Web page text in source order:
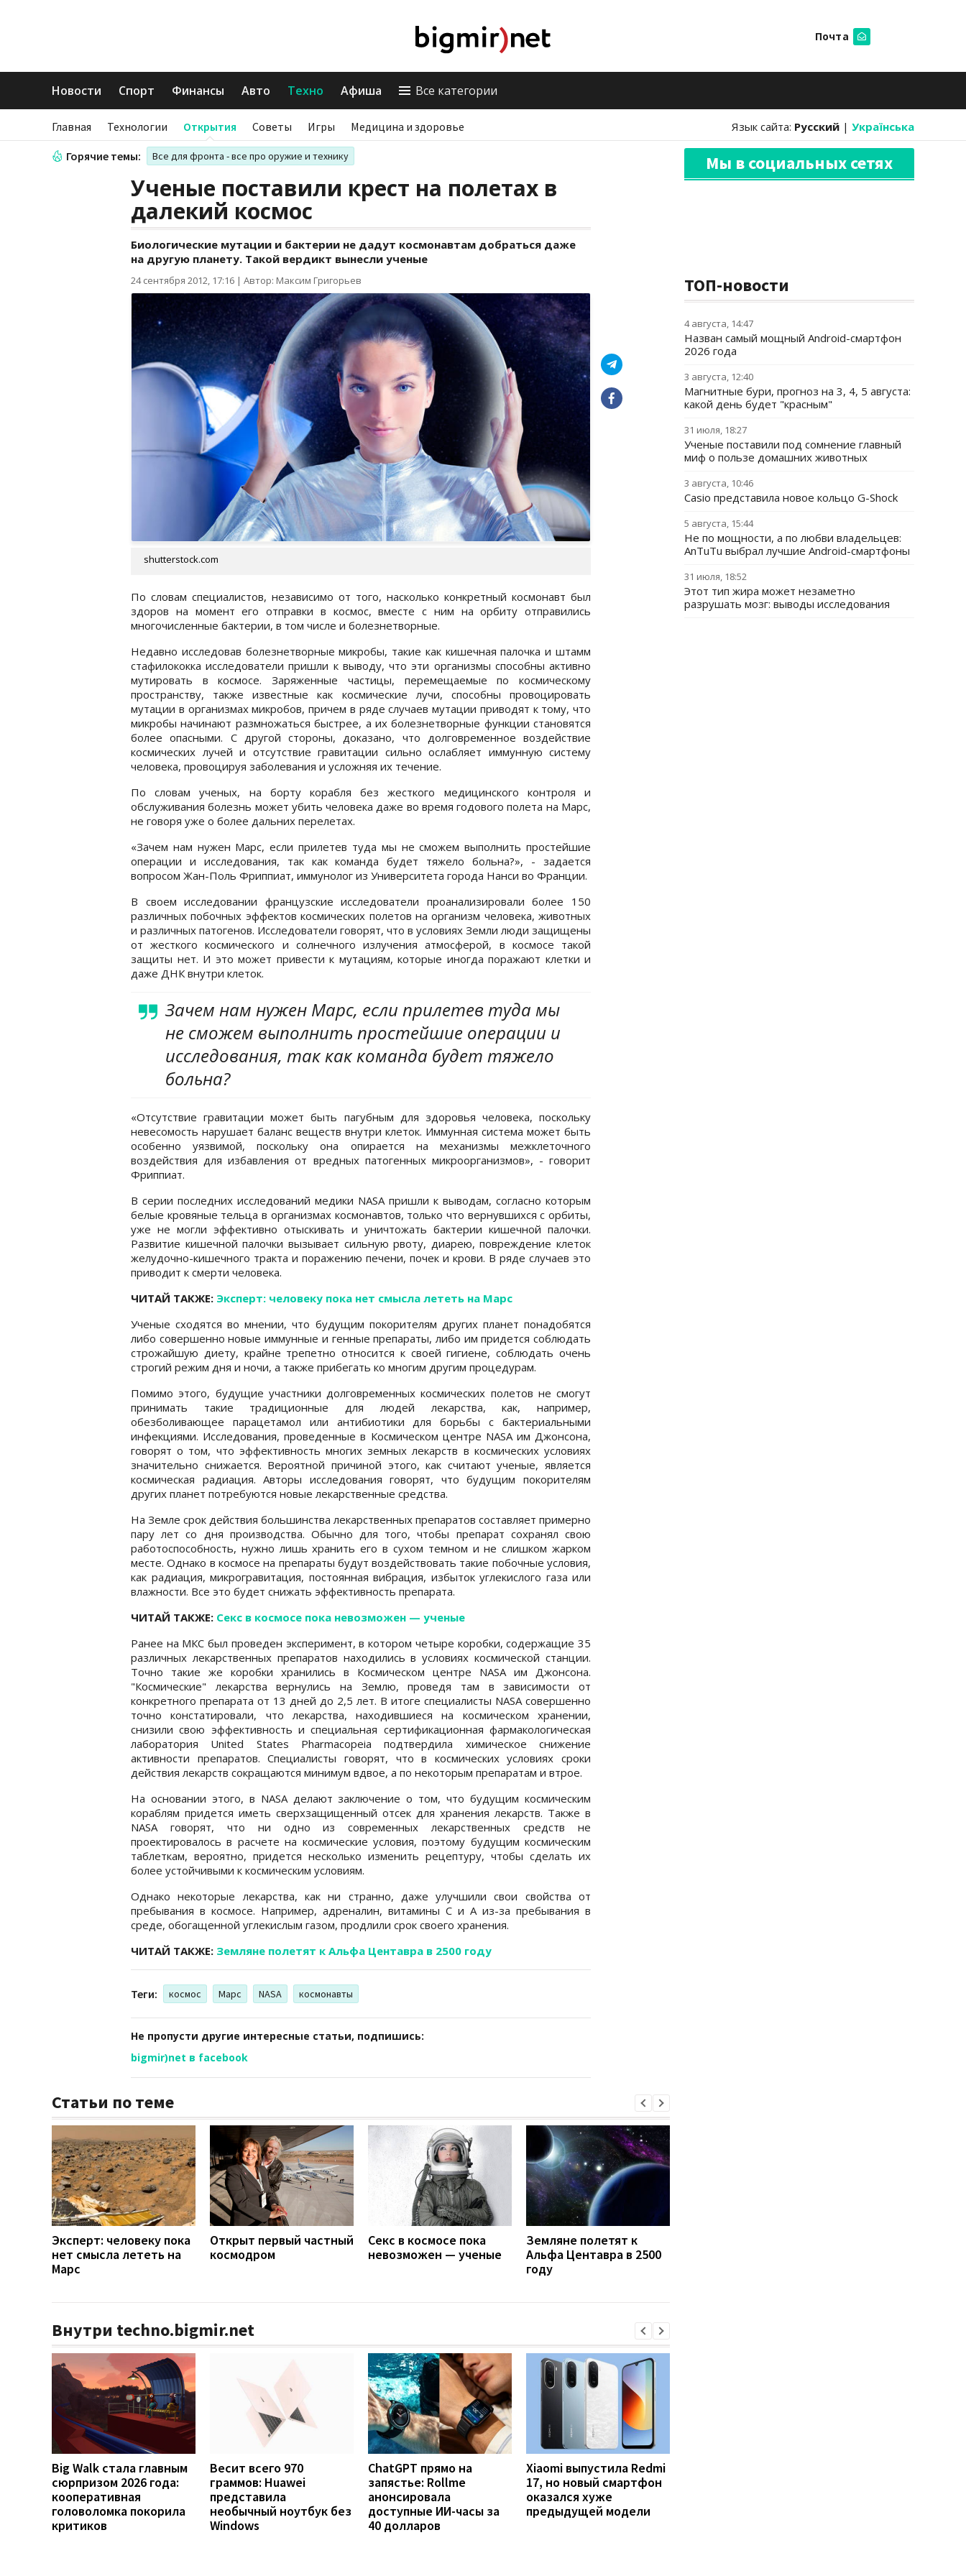
Почта
Новости Спорт Финансы Авто Техно Афиша Все категории
Главная Технологии Открытия Советы Игры Медицина и здоровье Язык сайта: Русский | Українська
Горячие темы: Все для фронта - все про оружие и технику
Ученые поставили крест на полетах в
далекий космос
Биологические мутации и бактерии не дадут космонавтам добраться даже
на другую планету. Такой вердикт вынесли ученые
24 сентября 2012, 17:16 | Автор: Максим Григорьев
shutterstock.com
По словам специалистов, независимо от того, насколько конкретный космонавт был
здоров на момент его отправки в космос, вместе с ним на орбиту отправились
многочисленные бактерии, в том числе и болезнетворные.
Недавно исследовав болезнетворные микробы, такие как кишечная палочка и штамм
стафилококка исследователи пришли к выводу, что эти организмы способны активно
мутировать в космосе. Заряженные частицы, перемещаемые по космическому
пространству, также известные как космические лучи, способны провоцировать
мутации в организмах микробов, причем в ряде случаев мутации приводят к тому, что
микробы начинают размножаться быстрее, а их болезнетворные функции становятся
более опасными. С другой стороны, доказано, что долговременное воздействие
космических лучей и отсутствие гравитации сильно ослабляет иммунную систему
человека, провоцируя заболевания и усложняя их течение.
По словам ученых, на борту корабля без жесткого медицинского контроля и
обслуживания болезнь может убить человека даже во время годового полета на Марс,
не говоря уже о более дальних перелетах.
«Зачем нам нужен Марс, если прилетев туда мы не сможем выполнить простейшие
операции и исследования, так как команда будет тяжело больна?», - задается
вопросом Жан-Поль Фриппиат, иммунолог из Университета города Нанси во Франции.
В своем исследовании французские исследователи проанализировали более 150
различных побочных эффектов космических полетов на организм человека, животных
и различных патогенов. Исследователи говорят, что в условиях Земли люди защищены
от жесткого космического и солнечного излучения атмосферой, в космосе такой
защиты нет. И это может привести к мутациям, которые иногда поражают клетки и
даже ДНК внутри клеток.
Зачем нам нужен Марс, если прилетев туда мы
не сможем выполнить простейшие операции и
исследования, так как команда будет тяжело
больна?
«Отсутствие гравитации может быть пагубным для здоровья человека, поскольку
невесомость нарушает баланс веществ внутри клеток. Иммунная система может быть
особенно уязвимой, поскольку она опирается на механизмы межклеточного
воздействия для избавления от вредных патогенных микроорганизмов», - говорит
Фриппиат.
В серии последних исследований медики NASA пришли к выводам, согласно которым
белые кровяные тельца в организмах космонавтов, только что вернувшихся с орбиты,
уже не могли эффективно отыскивать и уничтожать бактерии кишечной палочки.
Развитие кишечной палочки вызывает сильную рвоту, диарею, повреждение клеток
желудочно-кишечного тракта и поражению печени, почек и крови. В ряде случаев это
приводит к смерти человека.
ЧИТАЙ ТАКЖЕ: Эксперт: человеку пока нет смысла лететь на Марс
Ученые сходятся во мнении, что будущим покорителям других планет понадобятся
либо совершенно новые иммунные и генные препараты, либо им придется соблюдать
строжайшую диету, крайне трепетно относится к своей гигиене, соблюдать очень
строгий режим дня и ночи, а также прибегать ко многим другим процедурам.
Помимо этого, будущие участники долговременных космических полетов не смогут
принимать такие традиционные для людей лекарства, как, например,
обезболивающее парацетамол или антибиотики для борьбы с бактериальными
инфекциями. Исследования, проведенные в Космическом центре NASA им Джонсона,
говорят о том, что эффективность многих земных лекарств в космических условиях
значительно снижается. Вероятной причиной этого, как считают ученые, является
космическая радиация. Авторы исследования говорят, что будущим покорителям
других планет потребуются новые лекарственные средства.
На Земле срок действия большинства лекарственных препаратов составляет примерно
пару лет со дня производства. Обычно для того, чтобы препарат сохранял свою
работоспособность, нужно лишь хранить его в сухом темном и не слишком жарком
месте. Однако в космосе на препараты будут воздействовать такие побочные условия,
как радиация, микрогравитация, постоянная вибрация, избыток углекислого газа или
влажности. Все это будет снижать эффективность препарата.
ЧИТАЙ ТАКЖЕ: Секс в космосе пока невозможен — ученые
Ранее на МКС был проведен эксперимент, в котором четыре коробки, содержащие 35
различных лекарственных препаратов находились в условиях космической станции.
Точно такие же коробки хранились в Космическом центре NASA им Джонсона.
"Космические" лекарства вернулись на Землю, проведя там в зависимости от
конкретного препарата от 13 дней до 2,5 лет. В итоге специалисты NASA совершенно
точно констатировали, что лекарства, находившиеся на космическом хранении,
снизили свою эффективность и специальная сертификационная фармакологическая
лаборатория United States Pharmacopeia подтвердила химическое снижение
активности препаратов. Специалисты говорят, что в космических условиях сроки
действия лекарств сокращаются минимум вдвое, а по некоторым препаратам и втрое.
На основании этого, в NASA делают заключение о том, что будущим космическим
кораблям придется иметь сверхзащищенный отсек для хранения лекарств. Также в
NASA говорят, что ни одно из современных лекарственных средств не
проектировалось в расчете на космические условия, поэтому будущим космическим
таблеткам, вероятно, придется несколько изменить рецептуру, чтобы сделать их
более устойчивыми к космическим условиям.
Однако некоторые лекарства, как ни странно, даже улучшили свои свойства от
пребывания в космосе. Например, адреналин, витамины С и А из-за пребывания в
среде, обогащенной углекислым газом, продлили срок своего хранения.
ЧИТАЙ ТАКЖЕ: Земляне полетят к Альфа Центавра в 2500 году
Теги: космос Марс NASA космонавты
Не пропусти другие интересные статьи, подпишись:
bigmir)net в facebook
Статьи по теме
Эксперт: человеку пока
нет смысла лететь на
Марс
Открыт первый частный
космодром
Секс в космосе пока
невозможен — ученые
Земляне полетят к
Альфа Центавра в 2500
году
Внутри techno.bigmir.net
Big Walk стала главным
сюрпризом 2026 года:
кооперативная
головоломка покорила
критиков
Весит всего 970
граммов: Huawei
представила
необычный ноутбук без
Windows
ChatGPT прямо на
запястье: Rollme
анонсировала
доступные ИИ-часы за
40 долларов
Xiaomi выпустила Redmi
17, но новый смартфон
оказался хуже
предыдущей модели
Мы в социальных сетях
ТОП-новости
4 августа, 14:47
Назван самый мощный Android-смартфон
2026 года
3 августа, 12:40
Магнитные бури, прогноз на 3, 4, 5 августа:
какой день будет "красным"
31 июля, 18:27
Ученые поставили под сомнение главный
миф о пользе домашних животных
3 августа, 10:46
Casio представила новое кольцо G-Shock
5 августа, 15:44
Не по мощности, а по любви владельцев:
AnTuTu выбрал лучшие Android-смартфоны
31 июля, 18:52
Этот тип жира может незаметно
разрушать мозг: выводы исследования